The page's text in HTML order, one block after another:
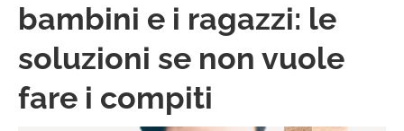
bambini e i ragazzi: le
soluzioni se non vuole
fare i compiti